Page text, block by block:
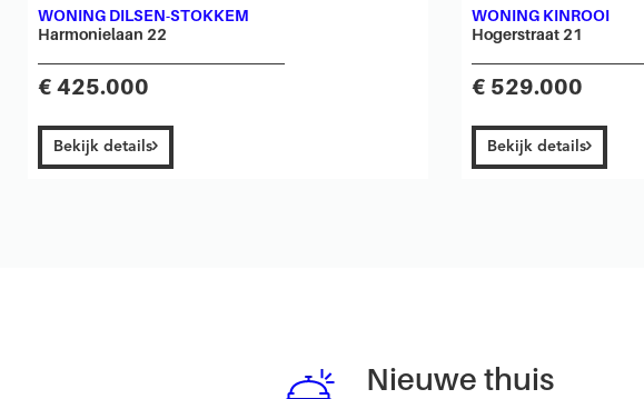
WONING DILSEN-STOKKEM
Harmonielaan 22
€ 425.000
Bekijk details
WONING KINROOI
Hogerstraat 21
€ 529.000
Bekijk details
Nieuwe thuis